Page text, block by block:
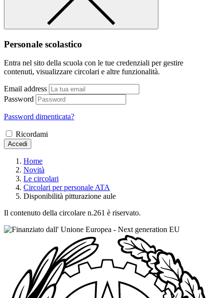
Personale scolastico
Entra nel sito della scuola con le tue credenziali per gestire
contenuti, visualizzare circolari e altre funzionalità.
Email address
Password
Password dimenticata?
Ricordami
Accedi
Home
Novità
Le circolari
Circolari per personale ATA
Disponibilità pitturazione aule
Il contenuto della circolare n.261 è riservato.